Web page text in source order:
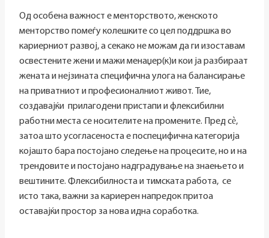
Од особена важност е менторството, женското
менторство помеѓу колешките со цел поддршка во
кариерниот развој, а секако не можам да ги изоставам
освестените жени и мажи менаџер(к)и кои ја разбираат
жената и нејзината специфична улога на балансирање
на приватниот и професионалниот живот. Тие,
создавајќи прилагодени пристапи и флексибилни
работни места се носителите на промените. Пред сѐ,
затоа што усогласеноста е поспецифична категорија
којашто бара постојано следење на процесите, но и на
трендовите и постојано надградување на знаењето и
вештините. Флексибилноста и тимската работа, се
исто така, важни за кариерен напредок притоа
оставајќи простор за нова идна соработка.